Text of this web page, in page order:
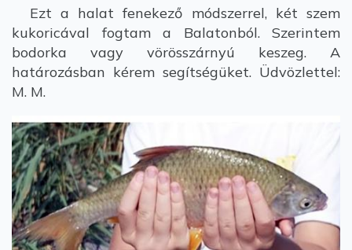
Ezt a halat fenekező módszerrel, két szem
kukoricával fogtam a Balatonból. Szerintem
bodorka vagy vörösszárnyú keszeg. A
határozásban kérem segítségüket. Üdvözlettel:
M. M.